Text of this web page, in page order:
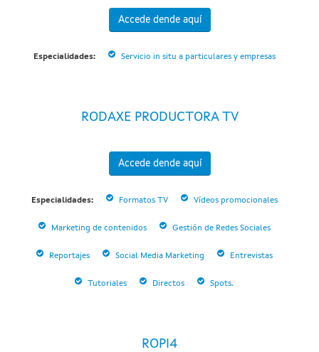
Accede dende aquí
Especialidades: Servicio in situ a particulares y empresas
RODAXE PRODUCTORA TV
Accede dende aquí
Especialidades: Formatos TV Vídeos promocionales
Marketing de contenidos Gestión de Redes Sociales
Reportajes Social Media Marketing Entrevistas
Tutoriales Directos Spots.
ROPI4